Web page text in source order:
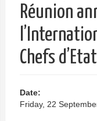
Réunion
Chefs
Date:
Friday, 22